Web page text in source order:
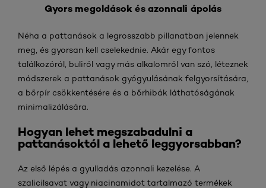
Gyors megoldások és azonnali ápolás
Néha a pattanások a legrosszabb pillanatban jelennek
meg, és gyorsan kell cselekednie. Akár egy fontos
találkozóról, buliról vagy más alkalomról van szó, léteznek
módszerek a pattanások gyógyulásának felgyorsítására,
a bőrpír csökkentésére és a bőrhibák láthatóságának
minimalizálására.
Hogyan lehet megszabadulni a
pattanásoktól a lehető leggyorsabban?
Az első lépés a gyulladás azonnali kezelése. A
szalicilsavat vagy niacinamidot tartalmazó termékek